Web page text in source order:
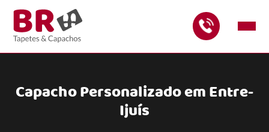
Capacho Personalizado em Entre-
Ijuís